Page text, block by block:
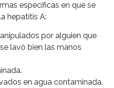
específicas en que se
hepatitis A:
por alguien que
lavó bien las manos
en agua contaminada.